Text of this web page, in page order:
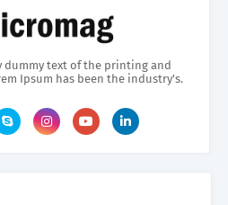
dummy text of the printing and
Ipsum has been the industry's.